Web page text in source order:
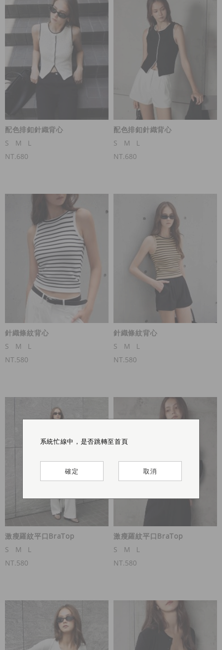
配色排釦針織背心
S
M
L
NT.680
配色排釦針織背心
S
M
L
NT.680
針織條紋背心
S
M
L
NT.580
針織條紋背心
S
M
L
NT.580
激瘦羅紋平口BraTop
S
M
L
NT.580
激瘦羅紋平口BraTop
S
M
L
NT.580
系統忙線中，是否跳轉至首頁
確定 取消
系統忙線中，是否跳轉至首頁
確定 取消
系統忙線中，是否跳轉至首頁
確定 取消
系統忙線中，是否跳轉至首頁
確定 取消